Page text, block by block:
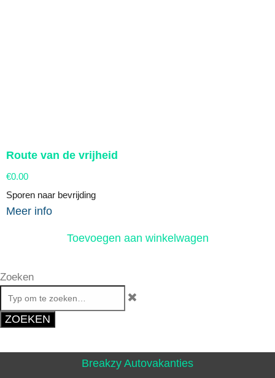
Route van de vrijheid
€0.00
Sporen naar bevrijding
Meer info
Toevoegen aan winkelwagen
Zoeken
ZOEKEN
Breakzy Autovakanties